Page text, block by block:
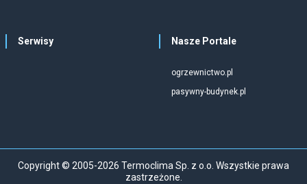
Serwisy Nasze Portale
ogrzewnictwo.pl
pasywny-budynek.pl
Copyright © 2005-2026 Termoclima Sp. z o.o. Wszystkie prawa
zastrzeżone.